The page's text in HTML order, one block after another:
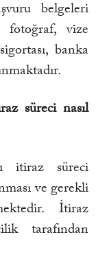
belgeleri
fotoğraf, vize
banka
süreci nasıl
itiraz süreci
ve gerekli
İtiraz
tarafından